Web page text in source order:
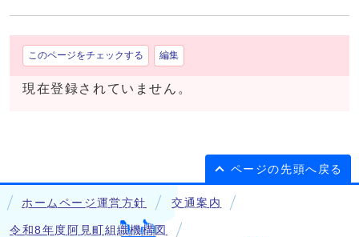
このページをチェックする 編集
現在登録されていません。
ページの先頭へ戻る
ホームページ運営方針 交通案内
令和8年度阿見町組織機構図